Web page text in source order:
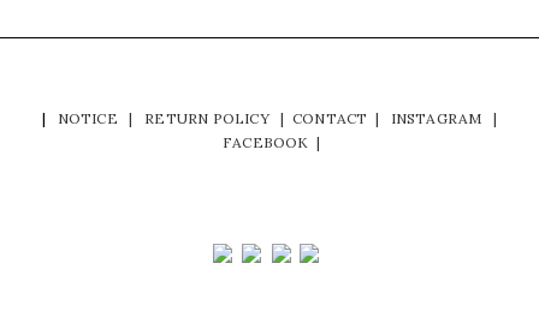
| NOTICE | RETURN POLICY | CONTACT | INSTAGRAM
|
FACEBOOK |